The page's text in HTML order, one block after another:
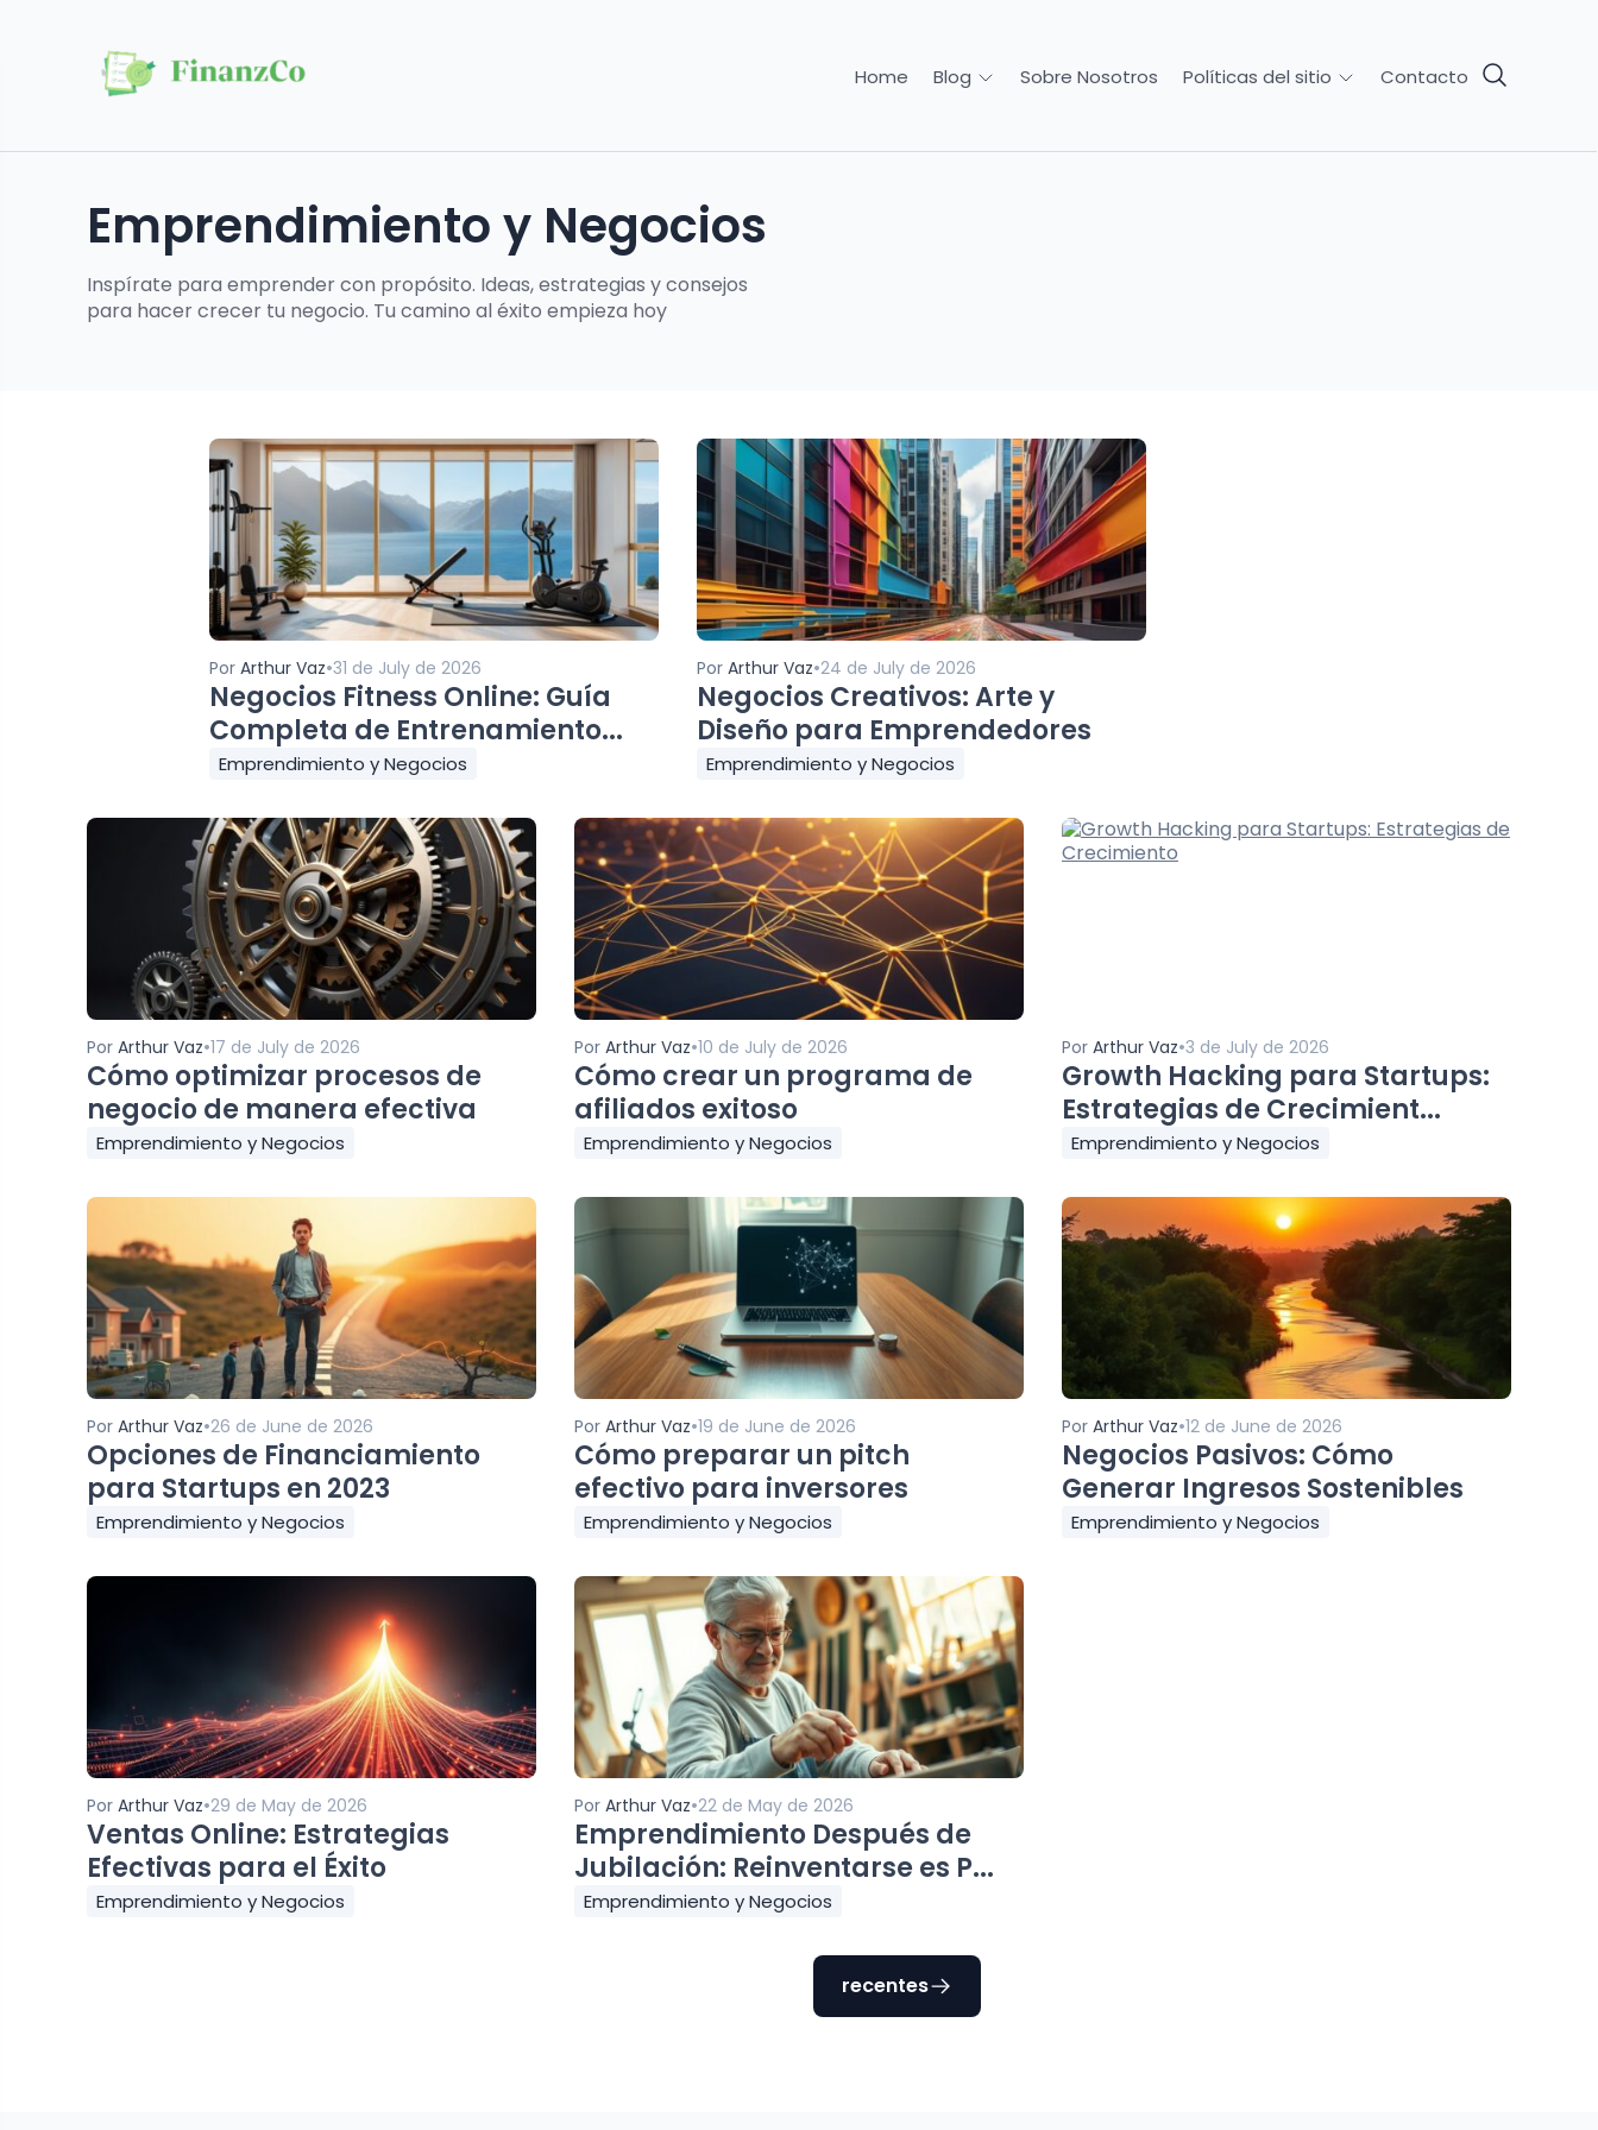
Home Blog Sobre Nosotros Políticas del sitio Contacto
Emprendimiento y Negocios
Inspírate para emprender con propósito. Ideas, estrategias y consejos
para hacer crecer tu negocio. Tu camino al éxito empieza hoy
Por Arthur Vaz•31 de July de 2026
Negocios Fitness Online: Guía
Completa de Entrenamiento...
Emprendimiento y Negocios
Por Arthur Vaz•24 de July de 2026
Negocios Creativos: Arte y
Diseño para Emprendedores
Emprendimiento y Negocios
Por Arthur Vaz•17 de July de 2026
Cómo optimizar procesos de
negocio de manera efectiva
Emprendimiento y Negocios
Por Arthur Vaz•10 de July de 2026
Cómo crear un programa de
afiliados exitoso
Emprendimiento y Negocios
Por Arthur Vaz•3 de July de 2026
Growth Hacking para Startups:
Estrategias de Crecimient...
Emprendimiento y Negocios
Por Arthur Vaz•26 de June de 2026
Opciones de Financiamiento
para Startups en 2023
Emprendimiento y Negocios
Por Arthur Vaz•19 de June de 2026
Cómo preparar un pitch
efectivo para inversores
Emprendimiento y Negocios
Por Arthur Vaz•12 de June de 2026
Negocios Pasivos: Cómo
Generar Ingresos Sostenibles
Emprendimiento y Negocios
Por Arthur Vaz•29 de May de 2026
Ventas Online: Estrategias
Efectivas para el Éxito
Emprendimiento y Negocios
Por Arthur Vaz•22 de May de 2026
Emprendimiento Después de
Jubilación: Reinventarse es P...
Emprendimiento y Negocios
recentes